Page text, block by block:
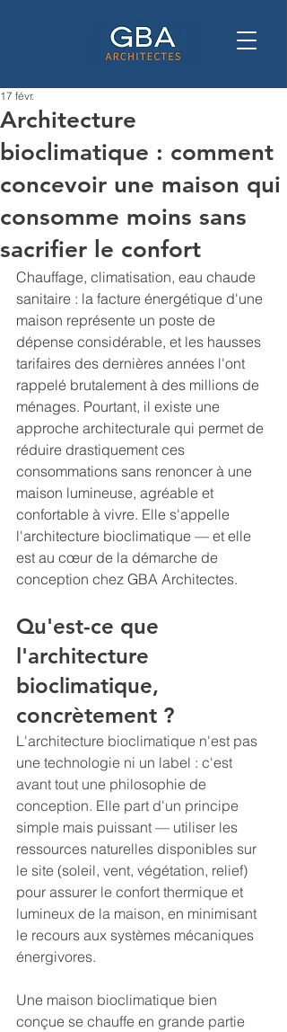
Architecture
bioclimatique : comment
concevoir une maison qui
consomme moins sans
sacrifier le confort
17 févr.
Chauffage, climatisation, eau chaude
sanitaire : la facture énergétique d'une
maison représente un poste de
dépense considérable, et les hausses
tarifaires des dernières années l'ont
rappelé brutalement à des millions de
ménages. Pourtant, il existe une
approche architecturale qui permet de
réduire drastiquement ces
consommations sans renoncer à une
maison lumineuse, agréable et
confortable à vivre. Elle s'appelle
l'architecture bioclimatique — et elle
est au cœur de la démarche de
conception chez GBA Architectes.
Qu'est-ce que
l'architecture
bioclimatique,
concrètement ?
L'architecture bioclimatique n'est pas
une technologie ni un label : c'est
avant tout une philosophie de
conception. Elle part d'un principe
simple mais puissant — utiliser les
ressources naturelles disponibles sur
le site (soleil, vent, végétation, relief)
pour assurer le confort thermique et
lumineux de la maison, en minimisant
le recours aux systèmes mécaniques
énergivores.
Une maison bioclimatique bien
conçue se chauffe en grande partie